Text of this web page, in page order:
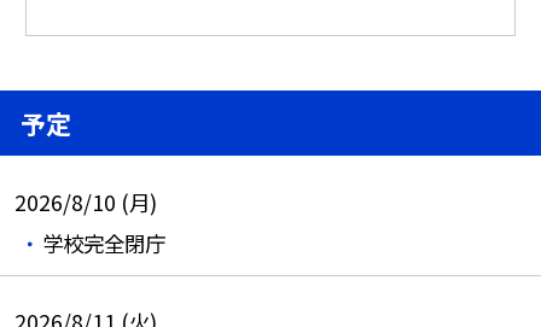
予定
2026/8/10 (月)
学校完全閉庁